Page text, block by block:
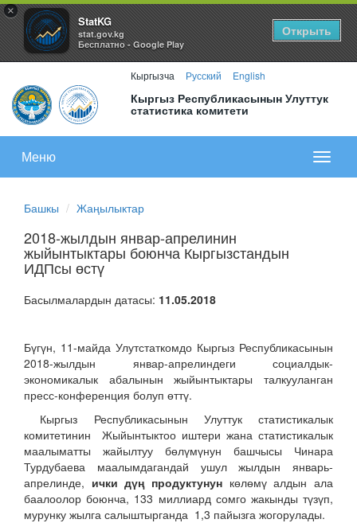
×
StatKG
stat.gov.kg
Бесплатно - Google Play
Открыть
Кыргызча Русский English
Кыргыз Республикасынын Улуттук
статистика комитети
меню
Меню
Башкы Жаңылыктар
2018-жылдын январ-апрелинин
жыйынтыктары боюнча Кыргызстандын
ИДПсы өстү
Басылмалардын датасы: 11.05.2018
Бүгүн, 11-майда Улутстаткомдо Кыргыз Республикасынын
2018-жылдын январ-апрелиндеги социалдык-
экономикалык абалынын жыйынтыктары талкууланган
пресс-конференция болуп өттү.
Кыргыз Республикасынын Улуттук статистикалык
комитетинин Жыйынтыктоо иштери жана статистикалык
маалыматты жайылтуу бөлүмүнун башчысы Чинара
Турдубаева маалымдагандай ушул жылдын январь-
апрелинде, ички дүң продуктунун көлөмү алдын ала
баалоолор боюнча, 133 миллиард сомго жакынды түзүп,
мурунку жылга салыштырганда 1,3 пайызга жогорулады.